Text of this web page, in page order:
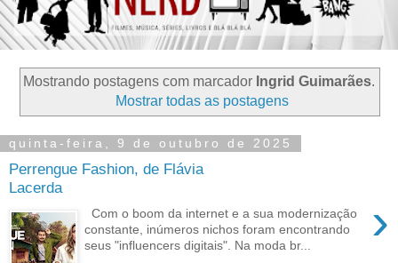
Mostrando postagens com marcador Ingrid Guimarães.
Mostrar todas as postagens
quinta-feira, 9 de outubro de 2025
Perrengue Fashion, de Flávia
Lacerda
›
Com o boom da internet e a sua modernização
constante, inúmeros nichos foram encontrando
seus "influencers digitais". Na moda br...